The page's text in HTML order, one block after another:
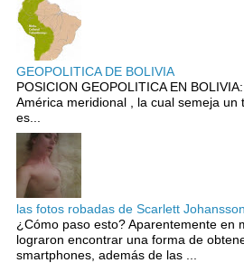
GEOPOLITICA DE BOLIVIA
POSICION GEOPOLITICA EN
América meridional , la cual semeja
es...
las fotos robadas de Scarlett
¿Cómo paso esto? Aparentemente en
lograron encontrar una forma de
smartphones, además de las ...